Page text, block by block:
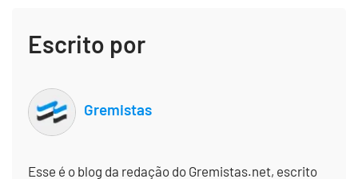
Escrito por
Gremistas
Esse é o blog da redação do Gremistas.net, escrito